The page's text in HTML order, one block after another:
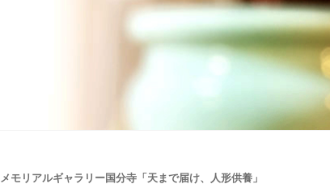
メモリアルギャラリー国分寺「天まで届け、人形供養」